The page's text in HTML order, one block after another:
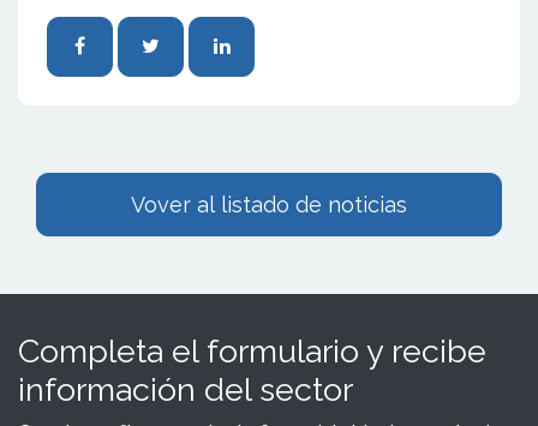
Vover al listado de noticias
Completa el formulario y recibe
información del sector